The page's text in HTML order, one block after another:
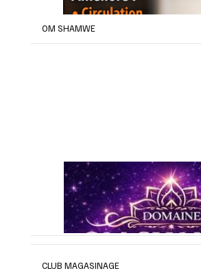
OM SHAMWE
CLUB MAGASINAGE